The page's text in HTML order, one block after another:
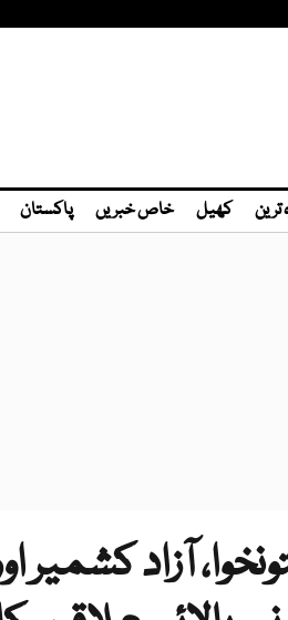
ترین کھیل خاص خبریں پاکستان
آزاد